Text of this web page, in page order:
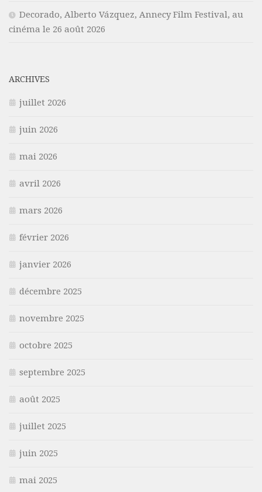
Decorado, Alberto Vázquez, Annecy Film Festival, au
cinéma le 26 août 2026
ARCHIVES
juillet 2026
juin 2026
mai 2026
avril 2026
mars 2026
février 2026
janvier 2026
décembre 2025
novembre 2025
octobre 2025
septembre 2025
août 2025
juillet 2025
juin 2025
mai 2025